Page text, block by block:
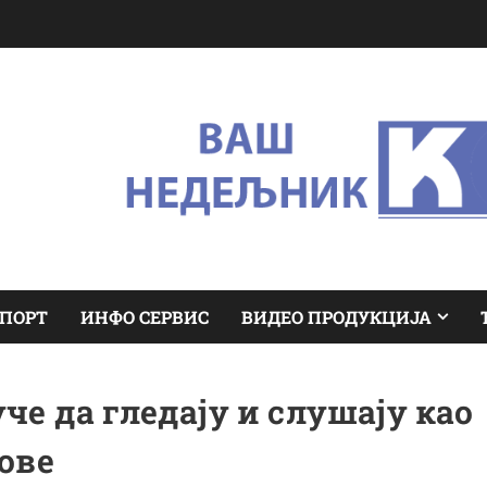
ИНФО СЕРВИС ВИДЕО ПРОДУКЦИЈА
да гледају и слушају као